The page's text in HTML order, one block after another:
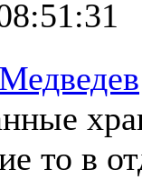
то в